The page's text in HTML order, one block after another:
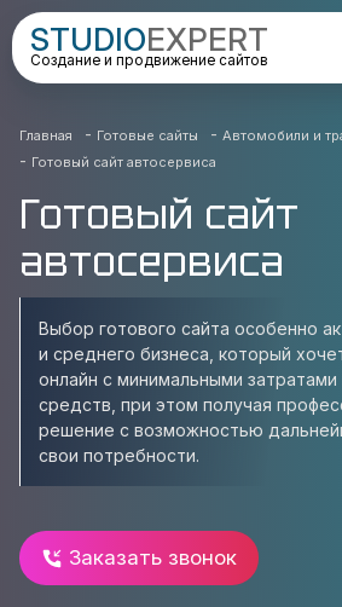
STUDIOEXPERT
Создание и продвижение сайтов
Главная - Готовые сайты - Автомобили и
- Готовый сайт автосервиса
Готовый сайт
автосервиса
Выбор готового сайта особенно
и среднего бизнеса, который
онлайн с минимальными
средств, при этом получая
решение с возможностью
свои потребности.
Заказать звонок